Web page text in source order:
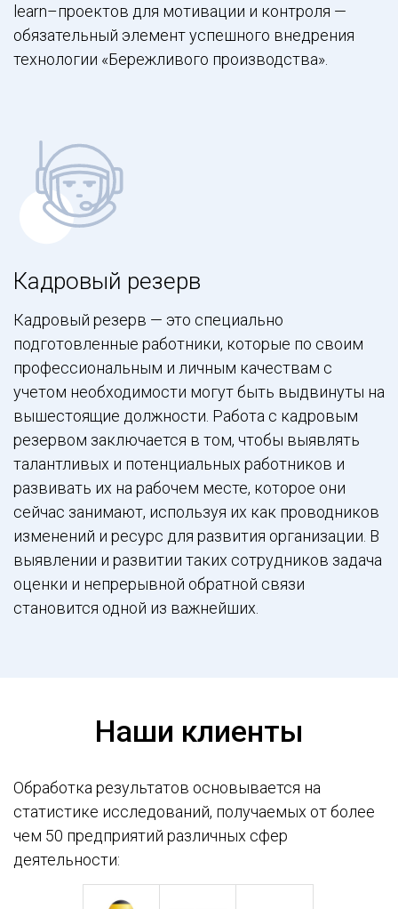
learn–проектов для мотивации и контроля —
обязательный элемент успешного внедрения
технологии «Бережливого производства».
Кадровый резерв
Кадровый резерв — это специально
подготовленные работники, которые по своим
профессиональным и личным качествам с
учетом необходимости могут быть выдвинуты на
вышестоящие должности. Работа с кадровым
резервом заключается в том, чтобы выявлять
талантливых и потенциальных работников и
развивать их на рабочем месте, которое они
сейчас занимают, используя их как проводников
изменений и ресурс для развития организации. В
выявлении и развитии таких сотрудников задача
оценки и непрерывной обратной связи
становится одной из важнейших.
Наши клиенты
Обработка результатов основывается на
статистике исследований, получаемых от более
чем 50 предприятий различных сфер
деятельности: